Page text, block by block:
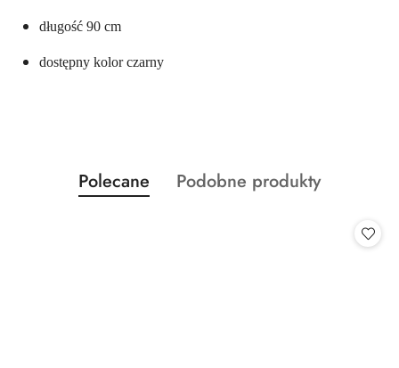
długość 90 cm
dostępny kolor czarny
Pomiń karuzelę produktów
Produkty
o
Polecane
Produkty
Podobne produkty